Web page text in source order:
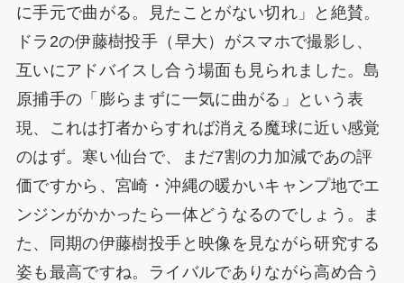
に手元で曲がる。見たことがない切れ」と絶賛。
ドラ2の伊藤樹投手（早大）がスマホで撮影し、
互いにアドバイスし合う場面も見られました。島
原捕手の「膨らまずに一気に曲がる」という表
現、これは打者からすれば消える魔球に近い感覚
のはず。寒い仙台で、まだ7割の力加減であの評
価ですから、宮崎・沖縄の暖かいキャンプ地でエ
ンジンがかかったら一体どうなるのでしょう。ま
た、同期の伊藤樹投手と映像を見ながら研究する
姿も最高ですね。ライバルでありながら高め合う